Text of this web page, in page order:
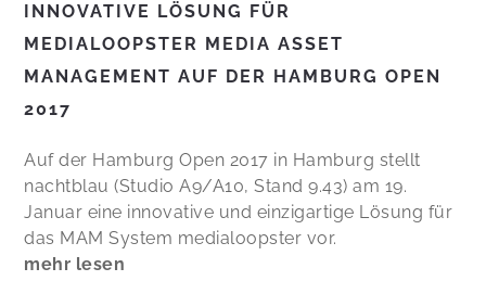
INNOVATIVE LÖSUNG FÜR
MEDIALOOPSTER MEDIA ASSET
MANAGEMENT AUF DER HAMBURG OPEN
2017
Auf der Hamburg Open 2017 in Hamburg stellt
nachtblau (Studio A9/A10, Stand 9.43) am 19.
Januar eine innovative und einzigartige Lösung für
das MAM System medialoopster vor.
mehr lesen